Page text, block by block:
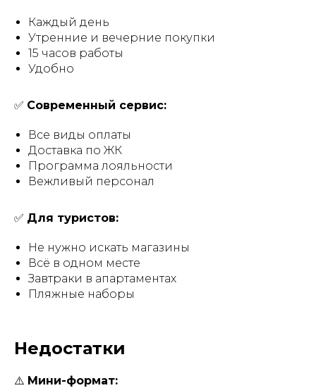
Каждый день
Утренние и вечерние покупки
15 часов работы
Удобно
✅ Современный сервис:
Все виды оплаты
Доставка по ЖК
Программа лояльности
Вежливый персонал
✅ Для туристов:
Не нужно искать магазины
Всё в одном месте
Завтраки в апартаментах
Пляжные наборы
Недостатки
⚠️ Мини-формат: